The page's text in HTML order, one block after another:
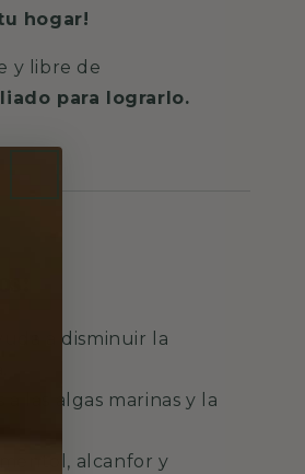
hogar!
y libre de
para lograrlo.
a disminuir la
a las algas marinas y la
mentol, alcanfor y